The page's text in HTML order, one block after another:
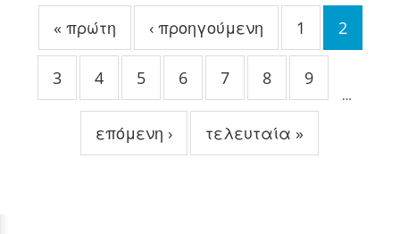
« πρώτη ‹ προηγούμενη 1 2
3 4 5 6 7 8 9
…
επόμενη › τελευταία »